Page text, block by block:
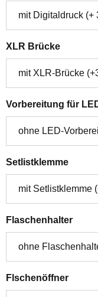
XLR Brücke
Vorbereitung für
Setlistklemme
Flaschenhalter
Flschenöffner